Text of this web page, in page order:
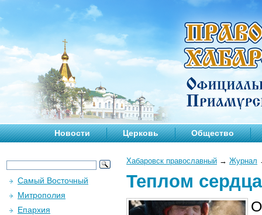
Новости Церковь Общество
Хабаровск православный → Журнал
Теплом
Самый Восточный
Митрополия
Епархия